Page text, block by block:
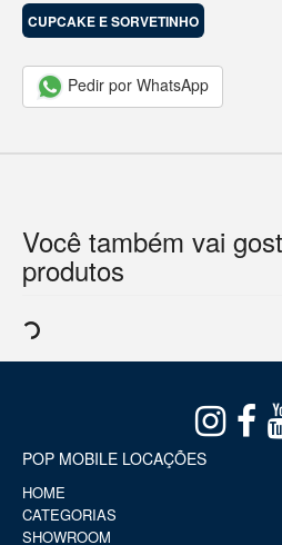
CUPCAKE E SORVETINHO
Pedir por WhatsApp
Você também vai
produtos
POP MOBILE LOCAÇÕES
HOME
CATEGORIAS
SHOWROOM